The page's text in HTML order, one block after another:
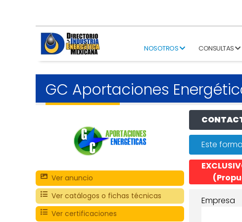
NOSOTROS CONSULTAS
GC Aportaciones
Ver anuncio
Ver catálogos o fichas técnicas
Ver certificaciones
Este
Empresa